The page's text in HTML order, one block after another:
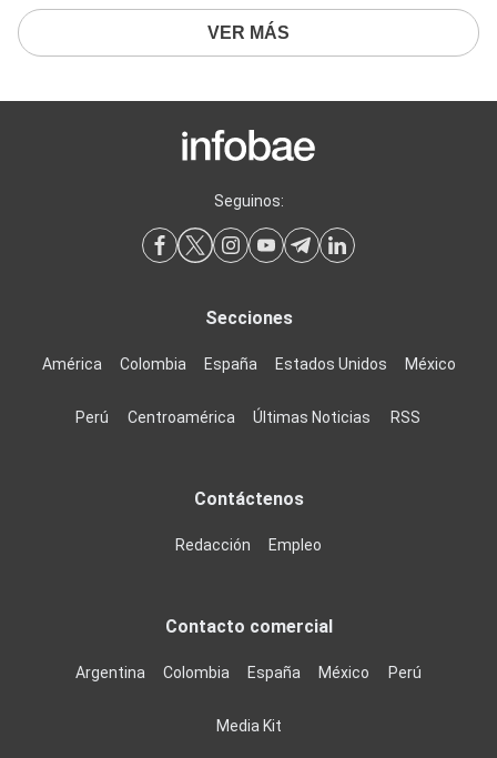
VER MÁS
Seguinos:
Secciones
América Colombia España Estados Unidos México
Perú Centroamérica Últimas Noticias RSS
Contáctenos
Redacción Empleo
Contacto comercial
Argentina Colombia España México Perú
Media Kit